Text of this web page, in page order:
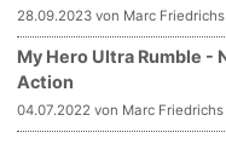
28.09.2023 von Marc Friedrichs
My Hero Ultra Rumble -
Action
04.07.2022 von Marc Friedrichs